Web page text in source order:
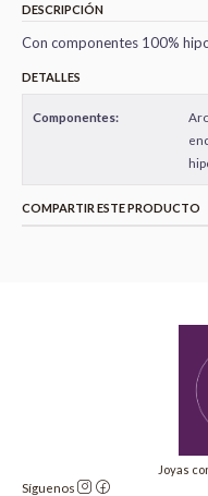
DESCRIPCIÓN
Con componentes 100%
DETALLES
Componentes:
COMPARTIR ESTE PRODUCTO
Joyas
Síguenos